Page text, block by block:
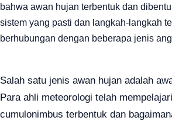
bahwa awan hujan terbentuk dan
sistem yang pasti dan langkah-langkah
berhubungan dengan beberapa jenis
Salah satu jenis awan hujan adalah
Para ahli meteorologi telah
cumulonimbus terbentuk dan